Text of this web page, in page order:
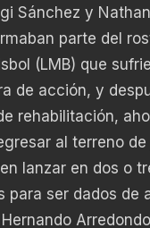
Sánchez y
parte del
(LMB) que
de acción, y
rehabilitación,
al terreno de
lanzar en dos o
para ser dados de